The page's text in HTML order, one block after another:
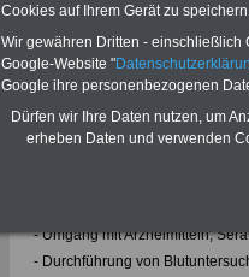
- Aufgaben und Organisation
- Praxishygiene
- Maßnahmen zur ersten Hilfe
- der menschliche Organismus
- Umgang mit Arzneimitteln,
- Durchführung von
Cookies auf Ihrem Gerät zu
Wir gewähren Dritten - einschließlich
Google-Website "
Google ihre personenbezogenen
Dürfen wir Ihre Daten nutzen, um
erheben Daten und verwenden